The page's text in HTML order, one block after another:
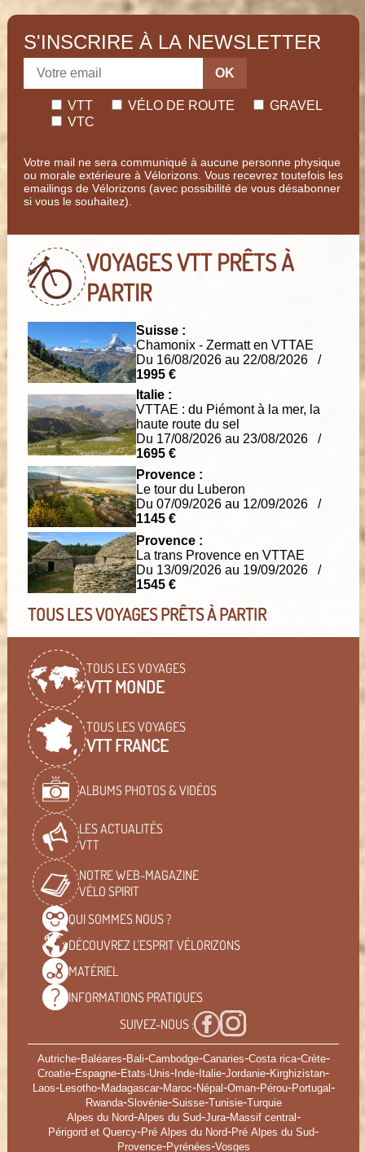
S'INSCRIRE À LA NEWSLETTER
OK
VTT VÉLO DE ROUTE
GRAVEL
VTC
Votre mail ne sera communiqué à aucune personne physique
ou morale extérieure à Vélorizons. Vous recevrez toutefois les
emailings de Vélorizons (avec possibilité de vous désabonner
si vous le souhaitez).
VOYAGES VTTPRÊTS À
PARTIR
Suisse :
Chamonix - Zermatt en VTTAE
Du 16/08/2026 au 22/08/2026 /
1995 €
Italie :
VTTAE : du Piémont à la mer, la
haute route du sel
Du 17/08/2026 au 23/08/2026 /
1695 €
Provence :
Le tour du Luberon
Du 07/09/2026 au 12/09/2026 /
1145 €
Provence :
La trans Provence en VTTAE
Du 13/09/2026 au 19/09/2026 /
1545 €
TOUS LES VOYAGES PRÊTS À PARTIR
TOUS LES VOYAGES
VTT MONDE
TOUS LES VOYAGES
VTT FRANCE
ALBUMS PHOTOS & VIDÉOS
LES ACTUALITÉS
VTT
NOTRE WEB-MAGAZINE
VÉLO SPIRIT
QUI SOMMES NOUS ?
DÉCOUVREZ L'ESPRITVÉLORIZONS
MATÉRIEL
INFORMATIONS PRATIQUES
SUIVEZ-NOUS :
Autriche-Baléares-Bali-Cambodge-Canaries-Costa rica-Crète-
Croatie-Espagne-Etats-Unis- Inde- Italie-Jordanie-Kirghizistan-
Laos-Lesotho-Madagascar-Maroc-Népal -Oman-Pérou-Portugal -
Rwanda-Slovénie-Suisse-Tunisie-Turquie
Alpes du Nord-Alpes du Sud-Jura-Massif central -
Périgord et Quercy-Pré Alpes du Nord-Pré Alpes du Sud-
Provence-Pyrénées-Vosges